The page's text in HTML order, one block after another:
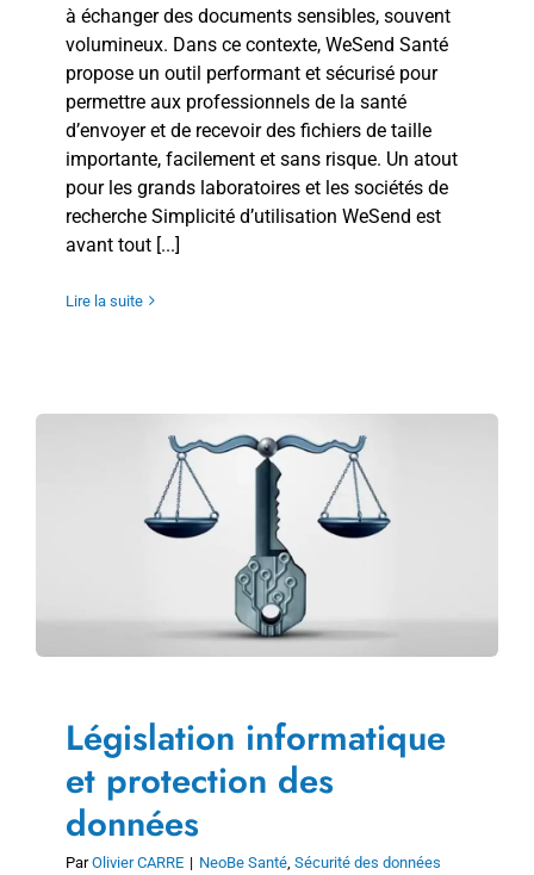
à échanger des documents sensibles, souvent
volumineux. Dans ce contexte, WeSend Santé
propose un outil performant et sécurisé pour
permettre aux professionnels de la santé
d’envoyer et de recevoir des fichiers de taille
importante, facilement et sans risque. Un atout
pour les grands laboratoires et les sociétés de
recherche Simplicité d’utilisation WeSend est
avant tout [...]
Lire la suite
Législation informatique
et protection des
données
ParOlivier CARRE | NeoBe Santé Sécurité des données